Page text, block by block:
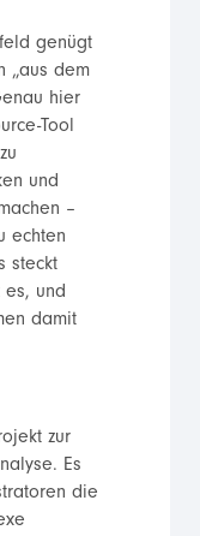
genügt
„aus dem
hier
Tool
und
–
echten
steckt
es, und
damit
zur
Es
die